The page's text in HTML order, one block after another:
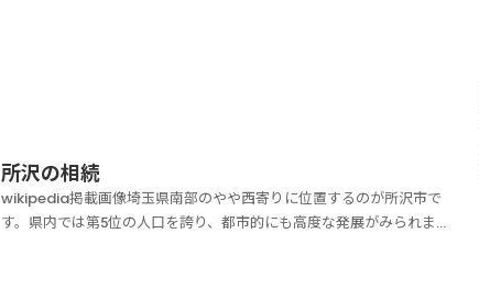
所沢の相続
wikipedia掲載画像埼玉県南部のやや西寄りに位置するのが所沢市で
す。県内では第5位の人口を誇り、都市的にも高度な発展がみられま